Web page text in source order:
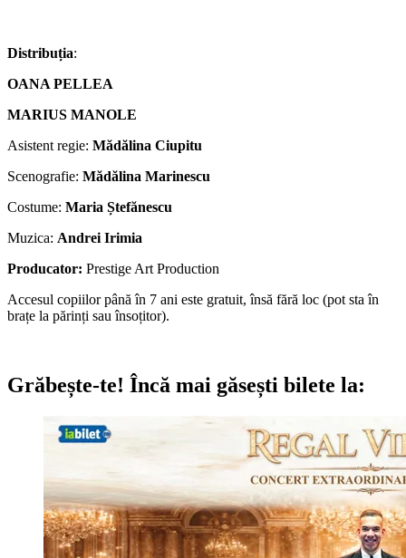
Distribuția:
OANA PELLEA
MARIUS MANOLE
Asistent regie: Mădălina Ciupitu
Scenografie: Mădălina Marinescu
Costume: Maria Ștefănescu
Muzica: Andrei Irimia
Producator: Prestige Art Production
Accesul copiilor până în 7 ani este gratuit, însă fără loc (pot sta în
brațe la părinți sau însoțitor).
Grăbește-te! Încă mai găsești bilete la: